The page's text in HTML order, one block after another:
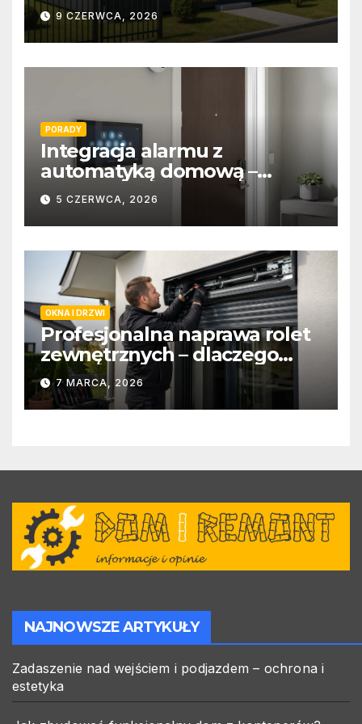
9 CZERWCA, 2026
PORADY
Integracja alarmu z
automatyką domową –
wygoda i bezpieczeństwo
5 CZERWCA, 2026
OKNA I DRZWI
Profesjonalna naprawa rolet
zewnętrznych – dlaczego
warto zlecić ją specjalistom?
7 MARCA, 2026
NAJNOWSZE ARTYKUŁY
Zadaszenie nad wejściem i podjazdem – ochrona i
estetyka